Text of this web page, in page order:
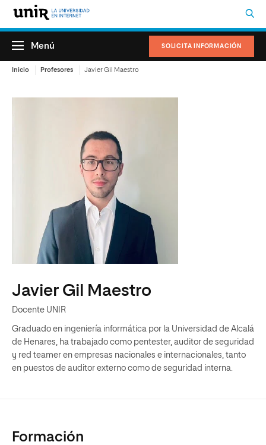
SOLICITA INFORMACIÓN
Menú
Inicio Profesores Javier Gil Maestro
Javier Gil Maestro
Docente UNIR
Graduado en ingeniería informática por la Universidad de Alcalá
de Henares, ha trabajado como pentester, auditor de seguridad
y red teamer en empresas nacionales e internacionales, tanto
en puestos de auditor externo como de seguridad interna.
Formación